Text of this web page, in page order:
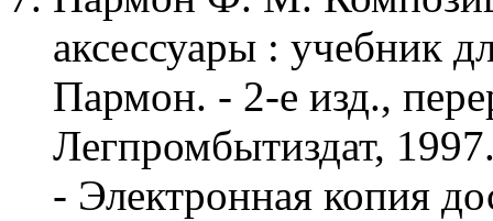
аксессуары : учебник
Пармон. - 2-е изд.,
Легпромбытиздат,
- Электронная копия